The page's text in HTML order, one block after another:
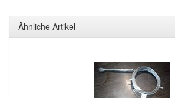
Ähnliche Artikel